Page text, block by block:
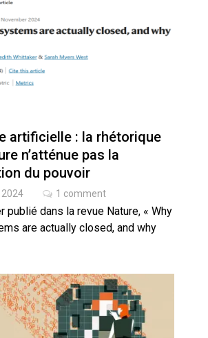
artificielle : la rhétorique
n’atténue pas la
du pouvoir
1 comment
publié dans la revue Nature, « Why
are actually closed, and why